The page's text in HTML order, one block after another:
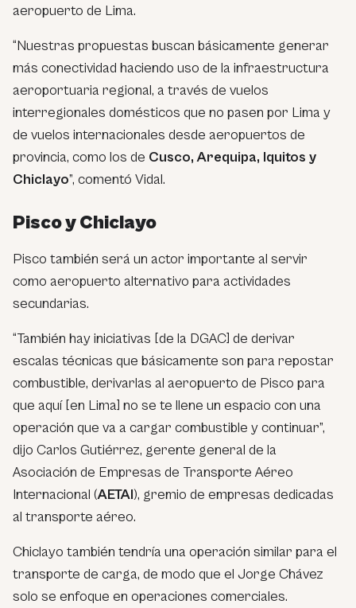
aeropuerto de Lima.
“Nuestras propuestas buscan básicamente generar
más conectividad haciendo uso de la infraestructura
aeroportuaria regional, a través de vuelos
interregionales domésticos que no pasen por Lima y
de vuelos internacionales desde aeropuertos de
provincia, como los de Cusco, Arequipa, Iquitos y
Chiclayo”, comentó Vidal.
Pisco y Chiclayo
Pisco también será un actor importante al servir
como aeropuerto alternativo para actividades
secundarias.
“También hay iniciativas [de la DGAC] de derivar
escalas técnicas que básicamente son para repostar
combustible, derivarlas al aeropuerto de Pisco para
que aquí [en Lima] no se te llene un espacio con una
operación que va a cargar combustible y continuar”,
dijo Carlos Gutiérrez, gerente general de la
Asociación de Empresas de Transporte Aéreo
Internacional (AETAI), gremio de empresas dedicadas
al transporte aéreo.
Chiclayo también tendría una operación similar para el
transporte de carga, de modo que el Jorge Chávez
solo se enfoque en operaciones comerciales.